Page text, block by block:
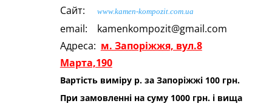
Сайт: www.kamen-kompozit.com.ua
email: kamenkompozit@gmail.com
Адреса: м. Запоріжжя, вул.8
Марта,190
Вартість виміру р. за Запоріжжі 100 грн.
При замовленні на суму 1000 грн. і вища